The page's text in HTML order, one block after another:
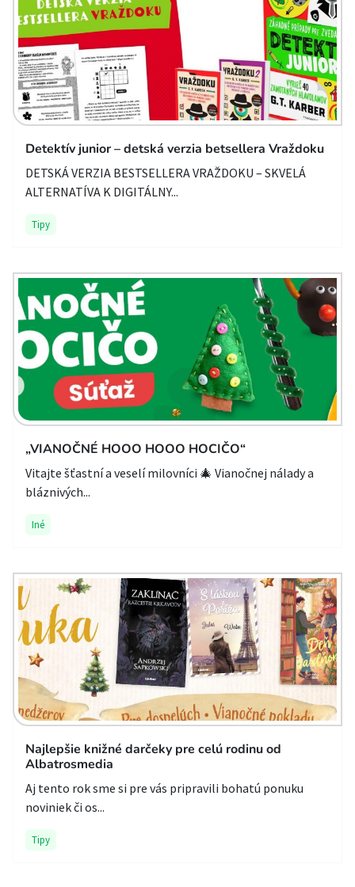
Detektív junior – detská verzia betsellera Vraždoku
DETSKÁ VERZIA BESTSELLERA VRAŽDOKU – SKVELÁ
ALTERNATÍVA K DIGITÁLNY...
Tipy
„VIANOČNÉ HOOO HOOO HOCIČO“
Vitajte šťastní a veselí milovníci 🎄 Vianočnej nálady a
bláznivých...
Iné
Najlepšie knižné darčeky pre celú rodinu od
Albatrosmedia
Aj tento rok sme si pre vás pripravili bohatú ponuku
noviniek či os...
Tipy